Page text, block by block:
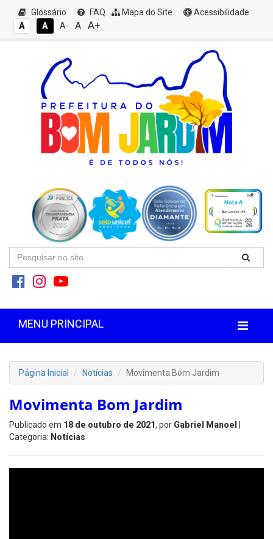
Glossário FAQ Mapa do Site
Acessibilidade
A
A A- A A+
MENU PRINCIPAL
Página Inicial Notícias Movimenta Bom Jardim
Movimenta Bom Jardim
Publicado em 18 de outubro de 2021, por Gabriel Manoel
Categoria: Notícias